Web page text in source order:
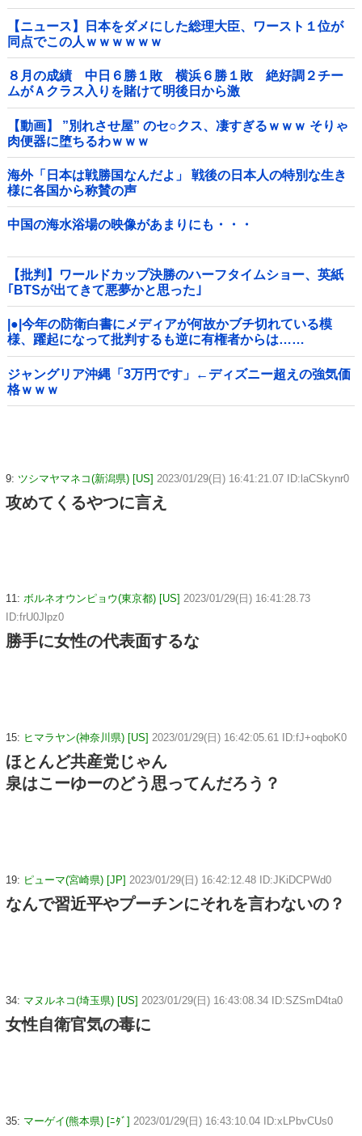
【ニュース】日本をダメにした総理大臣、ワースト１位が
同点でこの人ｗｗｗｗｗｗ
８月の成績 中日６勝１敗 横浜６勝１敗 絶好調２チー
ムがＡクラス入りを賭けて明後日から激
突！！！！！！！！！他
【動画】 ”別れさせ屋” のセ○クス、凄すぎるｗｗｗ そりゃ
肉便器に堕ちるわｗｗｗ
海外「日本は戦勝国なんだよ」 戦後の日本人の特別な生き
様に各国から称賛の声
中国の海水浴場の映像があまりにも・・・
【批判】ワールドカップ決勝のハーフタイムショー、英紙
｢BTSが出てきて悪夢かと思った｣
|●|今年の防衛白書にメディアが何故かブチ切れている模
様、躍起になって批判するも逆に有権者からは……
ジャングリア沖縄「3万円です」←ディズニー超えの強気価
格ｗｗｗ
9: ツシマヤマネコ(新潟県) [US] 2023/01/29(日) 16:41:21.07 ID:laCSkynr0
攻めてくるやつに言え
11: ボルネオウンピョウ(東京都) [US] 2023/01/29(日) 16:41:28.73
ID:frU0Jlpz0
勝手に女性の代表面するな
15: ヒマラヤン(神奈川県) [US] 2023/01/29(日) 16:42:05.61 ID:fJ+oqboK0
ほとんど共産党じゃん
泉はこーゆーのどう思ってんだろう？
19: ピューマ(宮崎県) [JP] 2023/01/29(日) 16:42:12.48 ID:JKiDCPWd0
なんで習近平やプーチンにそれを言わないの？
34: マヌルネコ(埼玉県) [US] 2023/01/29(日) 16:43:08.34 ID:SZSmD4ta0
女性自衛官気の毒に
35: マーゲイ(熊本県) [ﾆﾀﾞ] 2023/01/29(日) 16:43:10.04 ID:xLPbvCUs0